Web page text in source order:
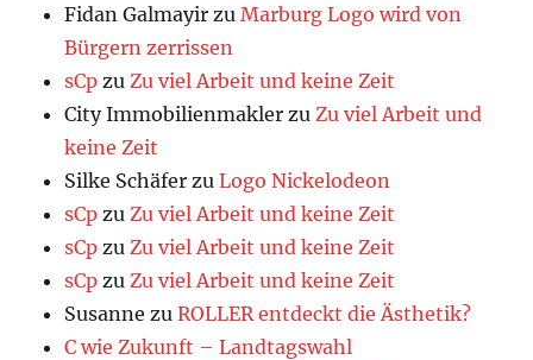
Fidan Galmayir zu Marburg Logo wird von
Bürgern zerrissen
sCp zu Zu viel Arbeit und keine Zeit
City Immobilienmakler zu Zu viel Arbeit und
keine Zeit
Silke Schäfer zuLogo Nickelodeon
sCp zu Zu viel Arbeit und keine Zeit
sCp zu Zu viel Arbeit und keine Zeit
sCp zu Zu viel Arbeit und keine Zeit
Susanne zuROLLER entdeckt die Ästhetik?
C wie Zukunft – Landtagswahl